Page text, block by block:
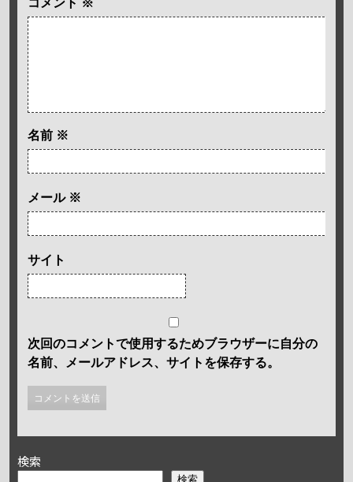
コメント ※
名前 ※
メール ※
サイト
次回のコメントで使用するためブラウザーに自分の
名前、メールアドレス、サイトを保存する。
検索
検索